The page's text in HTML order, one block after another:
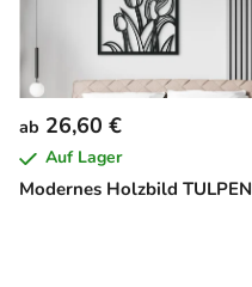
Modernes Holzbild TULPEN
ab 26,60 €
Auf Lager